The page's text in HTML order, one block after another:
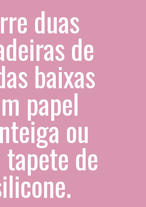
duas
de
baixas
papel
ou
de